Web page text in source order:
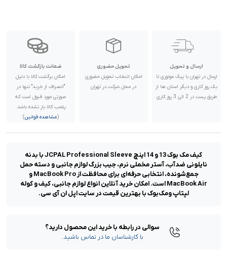
ارسال و تحویل
ارسال در تهران با پیک موتوری تا
یک روز کاری و دیگر استان ها از
طریق پست در 2 الی 3 روز کاری
تحویل حضوری
امکان انتخاب تحویل حضوری
در محل شرکت در تهران
ضمانت بازگشت کالا
امکان برگشت کالا با دلیل
"انصراف از خرید" تنها در
صورتی مورد قبول است که
پلمب کالا باز نشده باشد.
(مشاهده قوانین)
کیف مک بوک 13 و 14 اینچ JCPAL Professional Sleeve با بدنه
نایلونی ضدآب، آستر مخملی نرم، جیب بزرگ لوازم جانبی و دسته حمل
جمع‌شونده، انتخابی حرفه‌ای برای محافظت از MacBook Pro و
MacBook Air است. امکان خرید آنلاین انواع لوازم جانبی، کیف و کوله
لپتاپ ومک‌‌بوک با بهترین قیمت در سایت اپل ان آی سی.
سوالی در رابطه با خرید این محصول دارید؟
با کارشناسان ما در تماس باشید.